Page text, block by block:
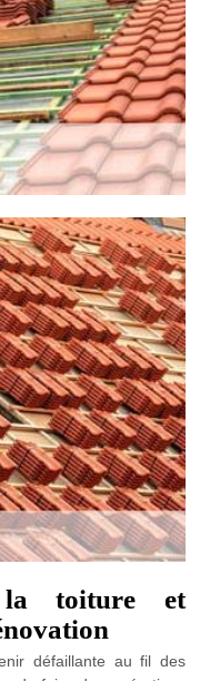
toiture et
défaillante au fil des